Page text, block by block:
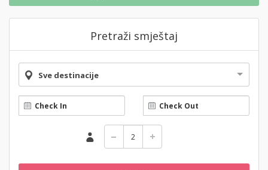
Pretraži smještaj
Sve destinacije